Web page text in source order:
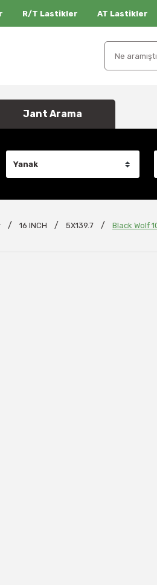
R/T Lastikler AT Lastikler
Jant Arama
16 INCH 5X139.7 Black Wolf